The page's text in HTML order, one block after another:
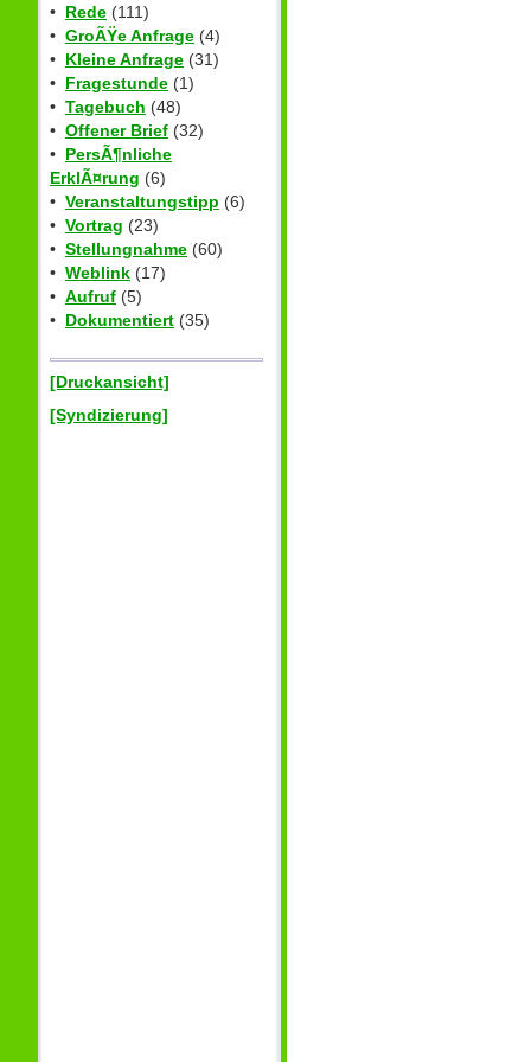
• Rede (111)
• GroÃŸe Anfrage (4)
• Kleine Anfrage (31)
• Fragestunde (1)
• Tagebuch (48)
• Offener Brief (32)
• PersÃ¶nliche
ErklÃ¤rung (6)
• Veranstaltungstipp (6)
• Vortrag (23)
• Stellungnahme (60)
• Weblink (17)
• Aufruf (5)
• Dokumentiert (35)
[Druckansicht]
[Syndizierung]